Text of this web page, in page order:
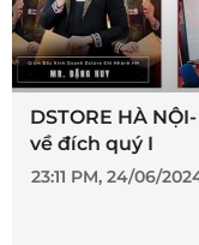
DSTORE HÀ
về đích quý I
23:11 PM, 24/06/